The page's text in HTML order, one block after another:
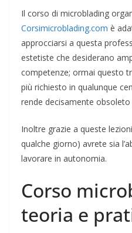
Il corso di microblading
Corsimicroblading.com è
approcciarsi a questa
estetiste che desiderano
competenze; ormai questo
più richiesto in qualunque
rende decisamente
Inoltre grazie a queste
qualche giorno) avrete sia
lavorare in autonomia.
Corso
teoria e